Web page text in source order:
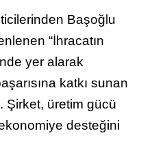
Başoğlu
“İhracatın
yer alarak
katkı sunan
Şirket, üretim gücü
desteğini